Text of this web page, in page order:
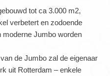
tot ca 3.000 m2,
verbetert en zodoende
moderne Jumbo worden
de Jumbo zal de eigenaar
uit Rotterdam – enkele